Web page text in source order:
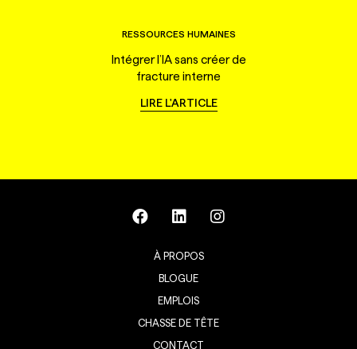
RESSOURCES HUMAINES
Intégrer l’IA sans créer de
fracture interne
LIRE L'ARTICLE
À PROPOS
BLOGUE
EMPLOIS
CHASSE DE TÊTE
CONTACT